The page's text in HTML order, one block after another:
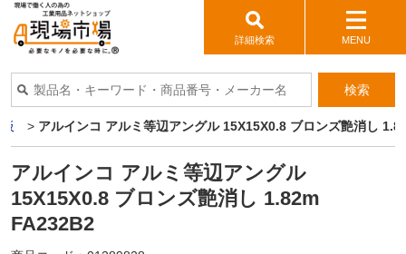
詳細検索 MENU
検索
> アルインコ アルミ等辺アングル 15X15X0.8 ブロンズ艶消し
アルインコ アルミ等辺アングル
15X15X0.8 ブロンズ艶消し 1.82m
FA232B2